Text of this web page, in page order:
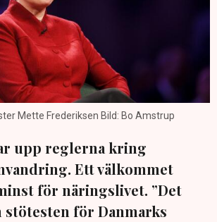
Mette Frederiksen Bild: Bo Amstrup
upp reglerna kring
Ett välkommet
för näringslivet. ”Det
stötesten för Danmarks